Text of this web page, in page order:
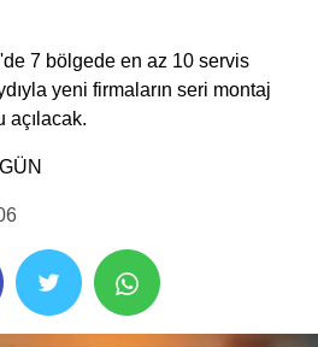
7 bölgede en az 10 servis
yeni firmaların seri montaj
açılacak.